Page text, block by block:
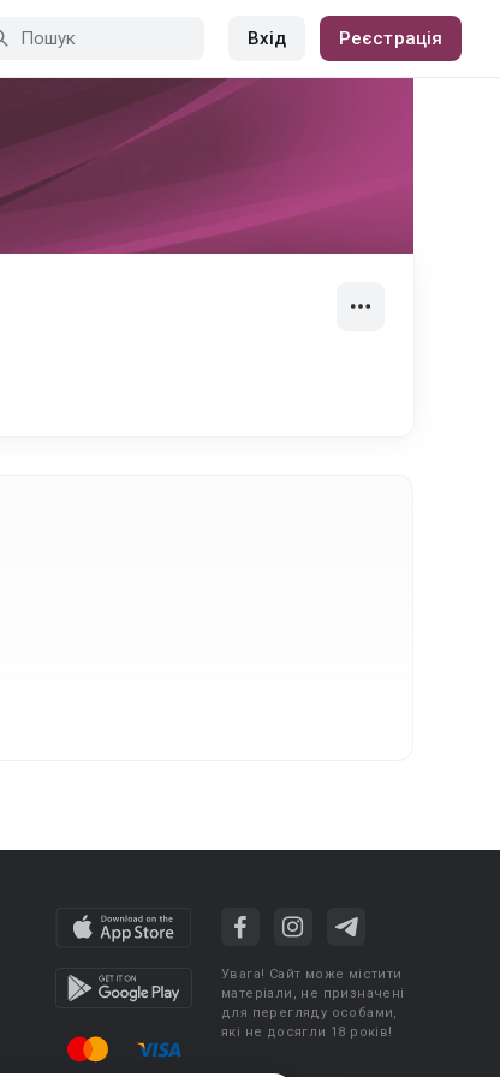
Вхід Реєстрація
Увага! Сайт може містити
матеріали, не призначені
для перегляду особами,
які не досягли 18 років!